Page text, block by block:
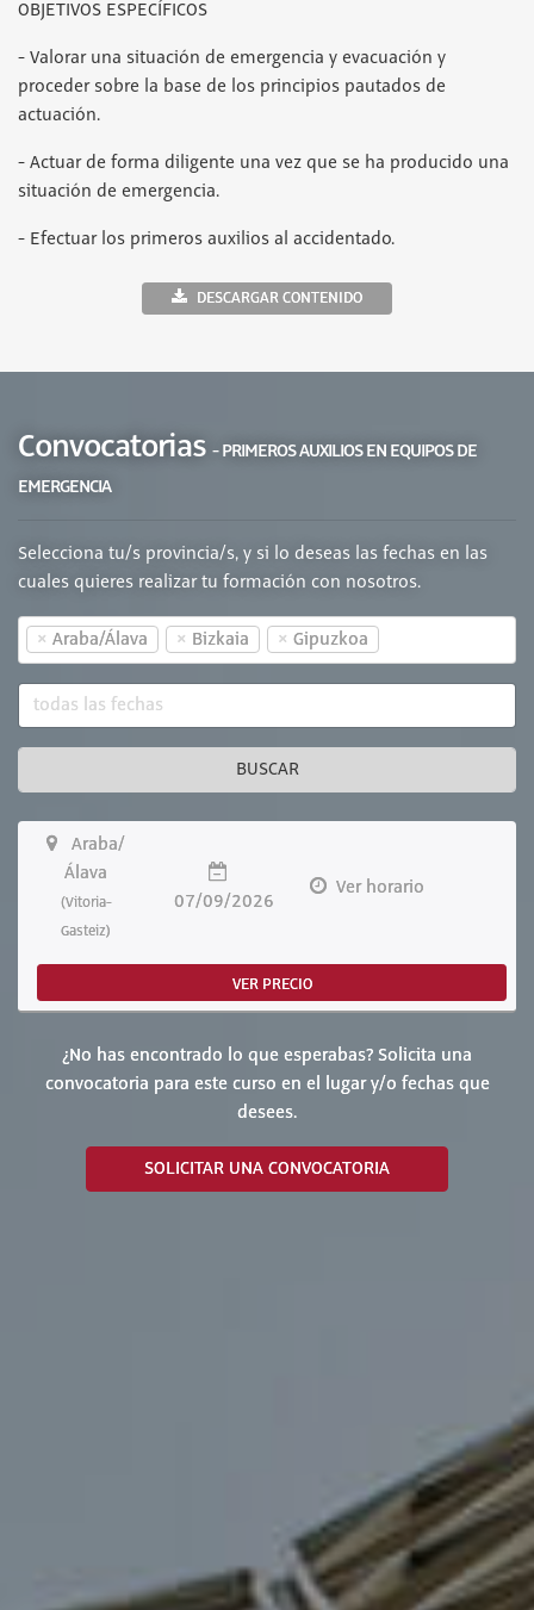
OBJETIVOS ESPECÍFICOS
- Valorar una situación de emergencia y evacuación y
proceder sobre la base de los principios pautados de
actuación.
- Actuar de forma diligente una vez que se ha producido una
situación de emergencia.
- Efectuar los primeros auxilios al accidentado.
DESCARGAR CONTENIDO
Convocatorias - PRIMEROS AUXILIOS EN EQUIPOS DE
EMERGENCIA
Selecciona tu/s provincia/s, y si lo deseas las fechas en las
cuales quieres realizar tu formación con nosotros.
× Araba/Álava × Bizkaia × Gipuzkoa
BUSCAR
Araba/
Álava
(Vitoria-
Gasteiz)
07/09/2026
Ver horario
VER PRECIO
¿No has encontrado lo que esperabas? Solicita una
convocatoria para este curso en el lugar y/o fechas que
desees.
SOLICITAR UNA CONVOCATORIA